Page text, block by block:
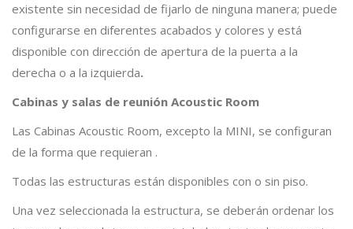
existente sin necesidad de fijarlo de ninguna manera; puede
configurarse en diferentes acabados y colores y está
disponible con dirección de apertura de la puerta a la
derecha o a la izquierda.
Cabinas y salas de reunión Acoustic Room
Las Cabinas Acoustic Room, excepto la MINI, se configuran
de la forma que requieran .
Todas las estructuras están disponibles con o sin piso.
Una vez seleccionada la estructura, se deberán ordenar los